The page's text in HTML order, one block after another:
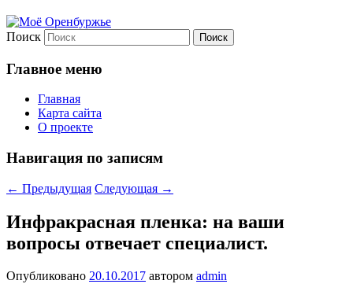
Поиск
Главное меню
Главная
Карта сайта
О проекте
Навигация по записям
← Предыдущая Следующая →
Инфракрасная пленка: на ваши
вопросы отвечает специалист.
Опубликовано 20.10.2017 автором admin